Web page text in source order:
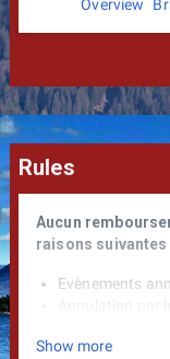
Overview
Rules
Aucun
raisons suivantes
Evènements
Vous pouvez
Show more